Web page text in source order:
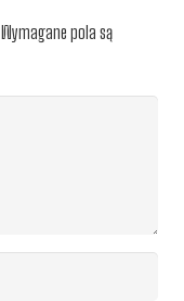
Wymagane pola są